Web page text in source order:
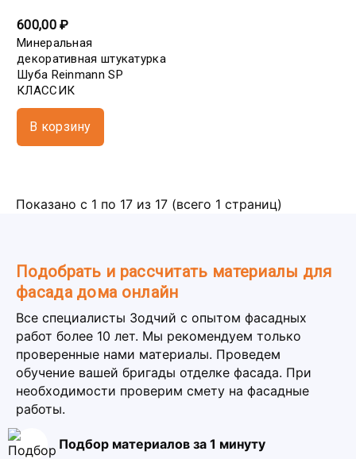
600,00 ₽
Минеральная
декоративная штукатурка
Шуба Reinmann SP
КЛАССИК
В корзину
Показано с 1 по 17 из 17 (всего 1 страниц)
Подобрать и рассчитать материалы для
фасада дома онлайн
Все специалисты Зодчий с опытом фасадных
работ более 10 лет. Мы рекомендуем только
проверенные нами материалы. Проведем
обучение вашей бригады отделке фасада. При
необходимости проверим смету на фасадные
работы.
Подбор материалов за 1 минуту